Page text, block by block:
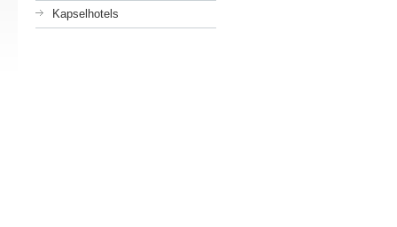
Kapselhotels